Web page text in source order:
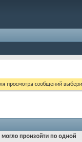
просмотра сообщений
могло произойти по одной